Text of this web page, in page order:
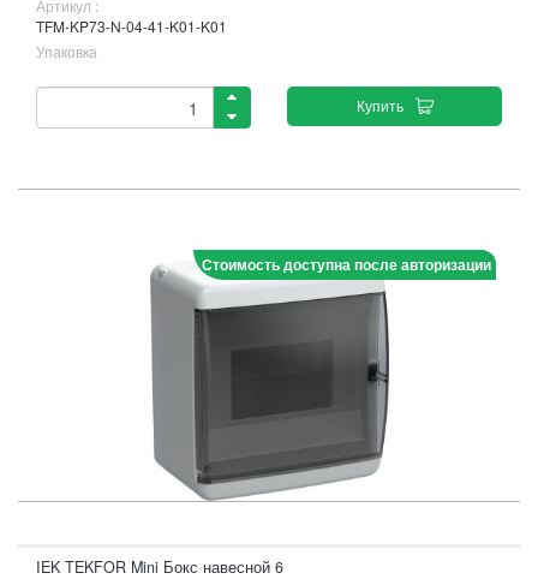
Артикул :
TFM-KP73-N-04-41-K01-K01
Упаковка
Купить
Стоимость доступна после авторизации
IEK TEKFOR Mini Бокс навесной 6